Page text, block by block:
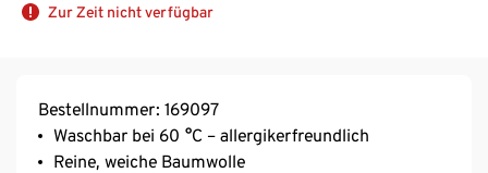
Zur Zeit nicht verfügbar
Bestellnummer: 169097
Waschbar bei 60 °C – allergikerfreundlich
Reine, weiche Baumwolle